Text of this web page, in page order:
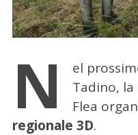
N
el
Tadino, la
Flea
regionale 3D.